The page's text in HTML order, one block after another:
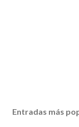
Entradas más